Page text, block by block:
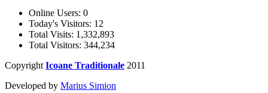
Online Users: 0
Today's Visitors: 12
Total Visits: 1,332,893
Total Visitors: 344,234
Copyright Icoane Traditionale 2011
Developed by Marius Simion